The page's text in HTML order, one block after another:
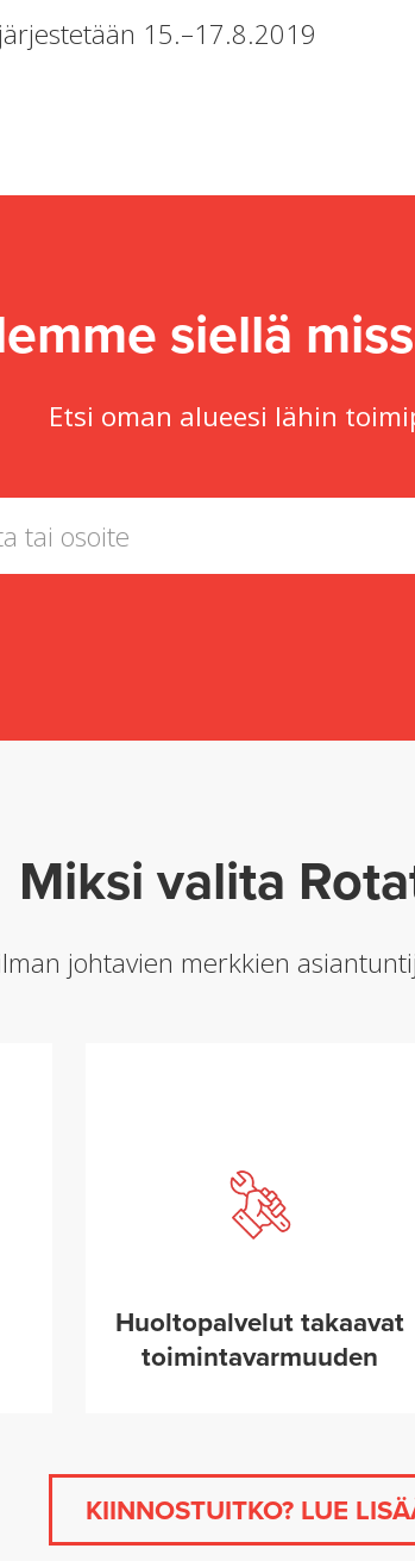
15.–17.8.2019
siellä
Etsi oman alueesi lähin
Miksi valita
johtavien merkkien
Huoltopalvelut takaavat
toimintavarmuuden
KIINNOSTUITKO? LUE